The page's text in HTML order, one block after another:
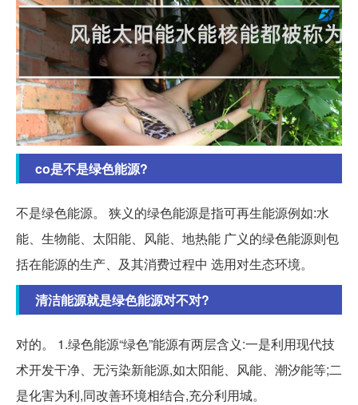
co是不是绿色能源?
不是绿色能源。 狭义的绿色能源是指可再生能源例如:水
能、生物能、太阳能、风能、地热能 广义的绿色能源则包
括在能源的生产、及其消费过程中 选用对生态环境。
清洁能源就是绿色能源对不对?
对的。 1.绿色能源“绿色”能源有两层含义:一是利用现代技
术开发干净、无污染新能源,如太阳能、风能、潮汐能等;二
是化害为利,同改善环境相结合,充分利用城。